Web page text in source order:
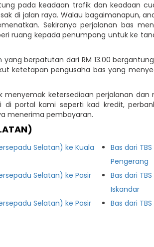
pada keadaan trafik dan keadaan
di jalan raya. Walau bagaimanapun,
Sekiranya perjalanan bas
ruang kepada penumpang untuk ke
berpatutan dari RM 13.00
ketetapan pengusaha bas yang
ketersediaan perjalanan
portal kami seperti kad kredit,
menerima pembayaran.
Selatan) ke Kuala
Selatan) ke Pasir
Selatan) ke Pasir
Bas dari
Pengerang
Bas dari
Iskandar
Bas dari